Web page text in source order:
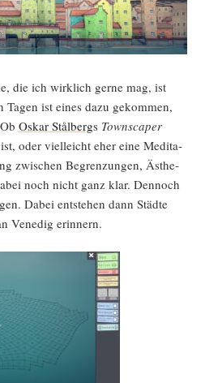
die ich wirk­lich ger­ne mag, ist
Tagen ist eines dazu gekom­men,
Oskar Stål­bergs Town­s­caper
oder viel­leicht eher eine Medi­ta­
zwi­schen Begren­zun­gen, Ästhe­
noch nicht ganz klar. Den­noch
Dabei ent­ste­hen dann Städ­te
Vene­dig erinnern.